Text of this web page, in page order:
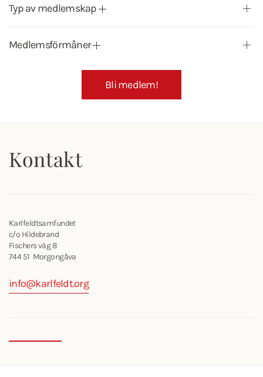
Typ av medlemskap
Medlemsförmåner
Bli medlem!
Kontakt
Karlfeldtsamfundet
c/o Hildebrand
Fischers väg 8
744 51 Morgongåva
info@karlfeldt.org